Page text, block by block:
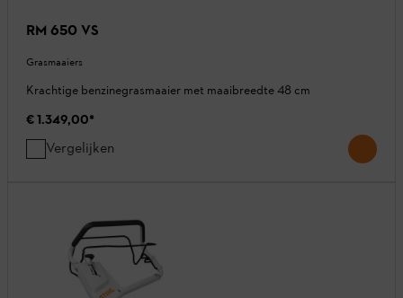
RM 650 VS
Grasmaaiers
Krachtige benzinegrasmaaier met maaibreedte 48 cm
€ 1.349,00*
Vergelijken